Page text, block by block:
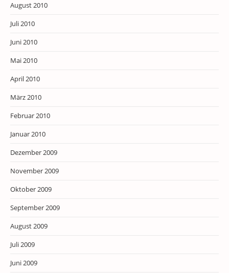
August 2010
Juli 2010
Juni 2010
Mai 2010
April 2010
März 2010
Februar 2010
Januar 2010
Dezember 2009
November 2009
Oktober 2009
September 2009
August 2009
Juli 2009
Juni 2009